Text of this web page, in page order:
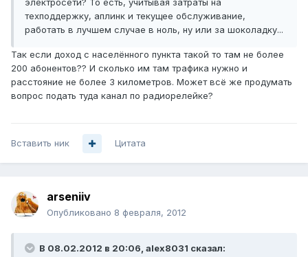
электросети? То есть, учитывая затраты на
техподдержку, аплинк и текущее обслуживание,
работать в лучшем случае в ноль, ну или за шоколадку...
Так если доход с населённого пункта такой то там не более
200 абонентов?? И сколько им там трафика нужно и
расстояние не более 3 километров. Может всё же продумать
вопрос подать туда канал по радиорелейке?
Вставить ник Цитата
arseniiv
Опубликовано 8 февраля, 2012
В 08.02.2012 в 20:06, alex8031 сказал: